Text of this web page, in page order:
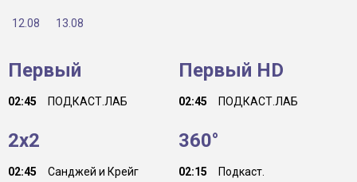
12.08 13.08
Первый
02:45 ПОДКАСТ.ЛАБ
Первый HD
02:45 ПОДКАСТ.ЛАБ
2x2
02:45 Санджей и Крейг
360°
02:15
Подкаст.